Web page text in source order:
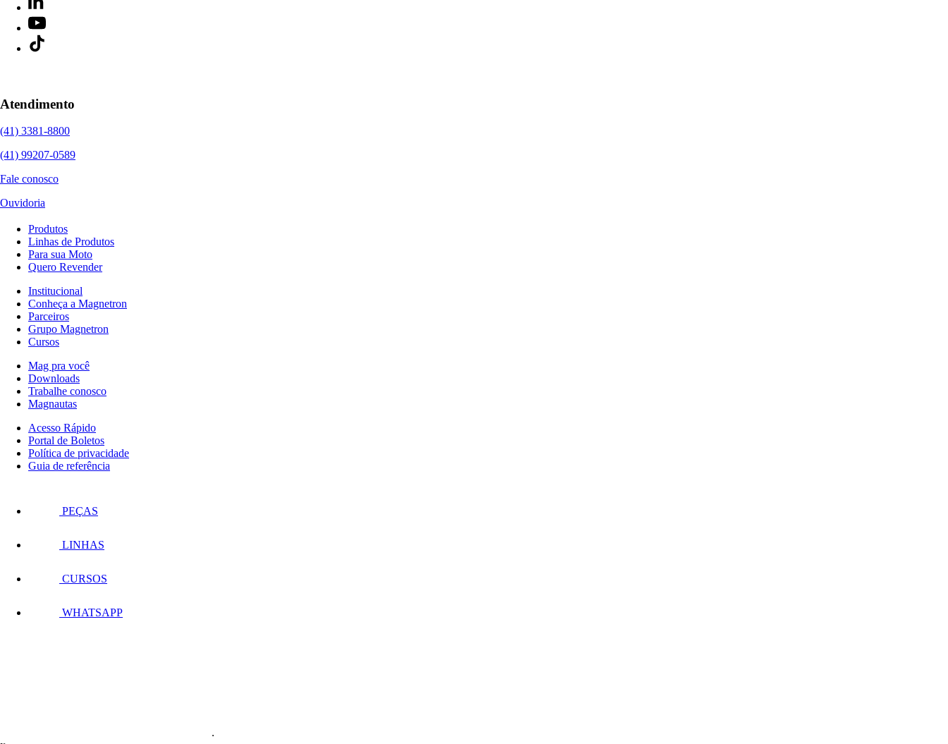
Atendimento
(41) 3381-8800
(41) 99207-0589
Fale conosco
Ouvidoria
Produtos
Linhas de Produtos
Para sua Moto
Quero Revender
Institucional
Conheça a Magnetron
Parceiros
Grupo Magnetron
Cursos
Mag pra você
Downloads
Trabalhe conosco
Magnautas
Acesso Rápido
Portal de Boletos
Política de privacidade
Guia de referência
PEÇAS
LINHAS
CURSOS
WHATSAPP
.